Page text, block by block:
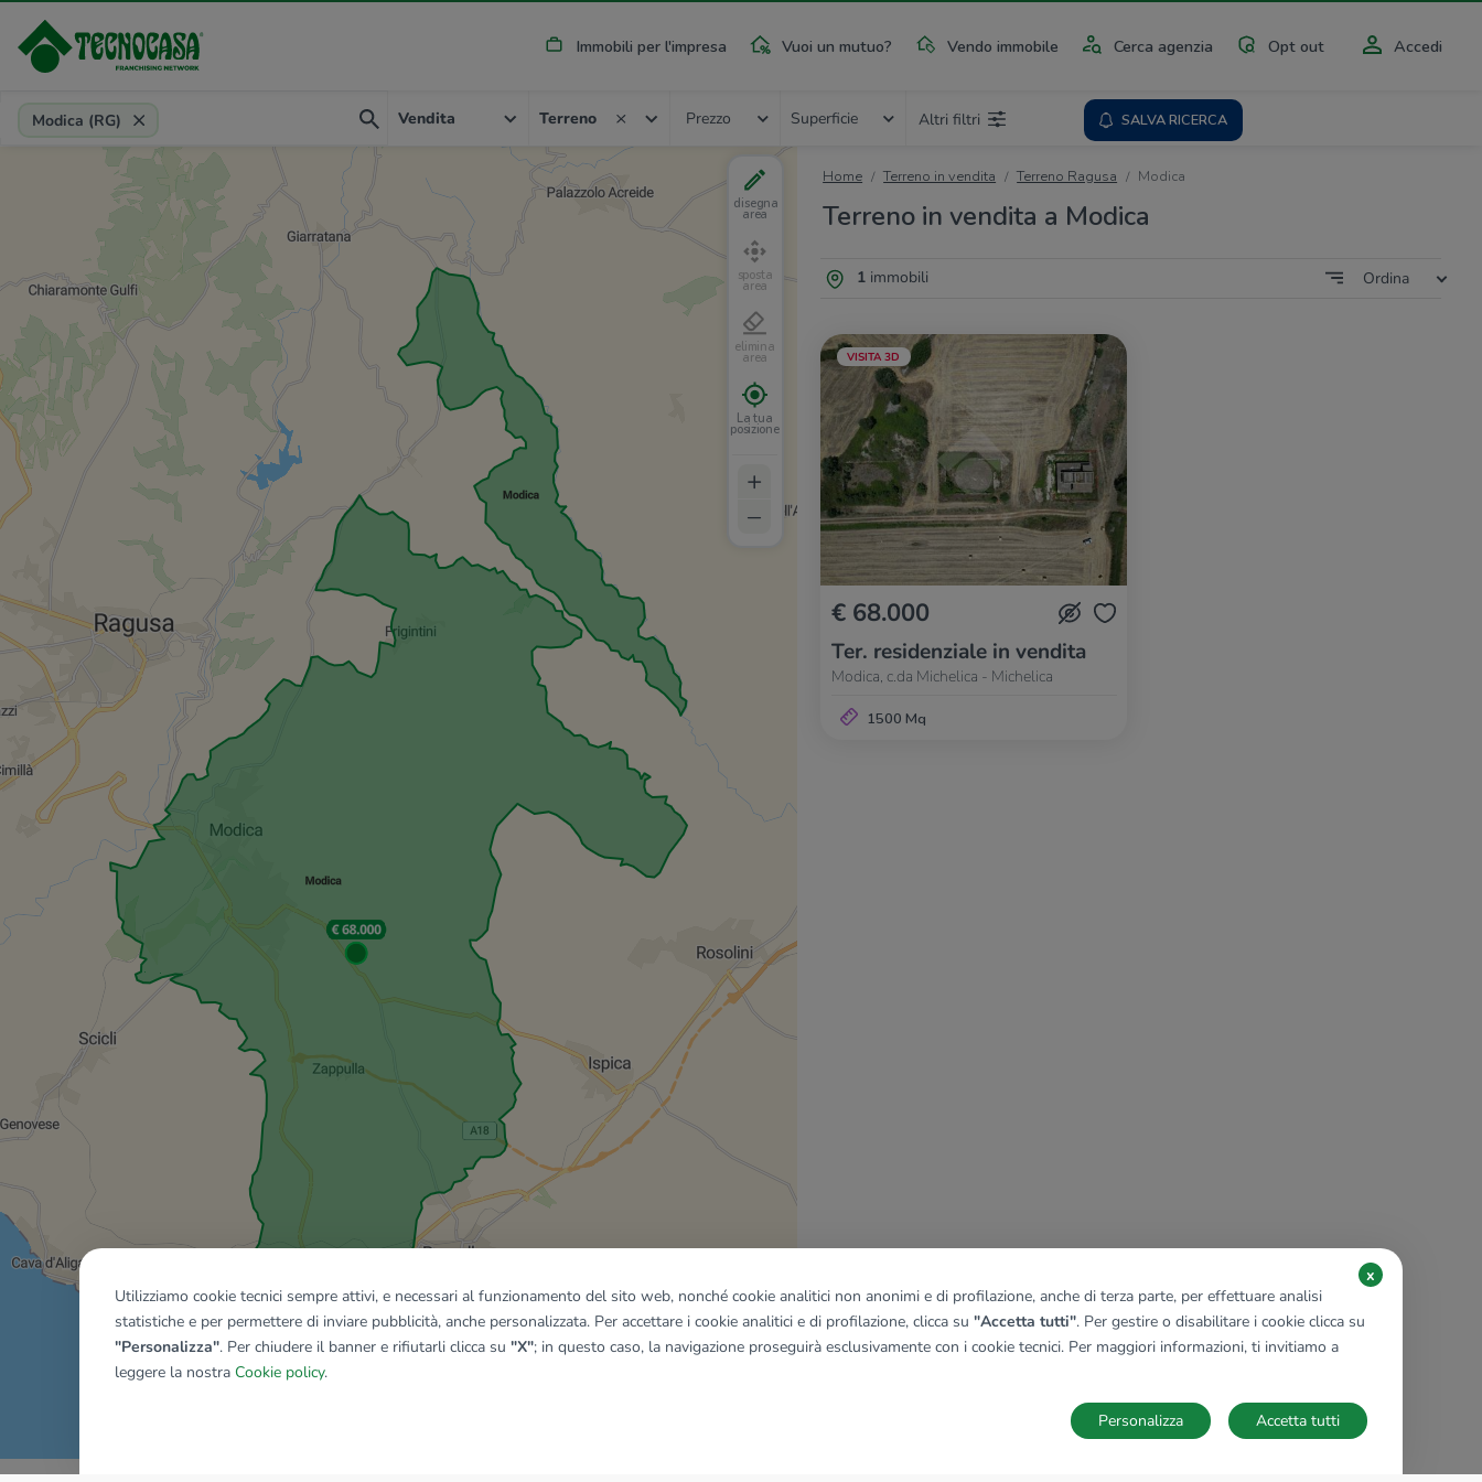
Immobili per l'impresa Vuoi un mutuo? Vendo immobile Cerca agenzia Opt out Accedi
Provincia, comune, zona, riferimento
Modica (RG) Vendita Terreno Prezzo Superficie Altri filtri SALVA RICERCA
Home Terreno in vendita Terreno Ragusa Modica
Terreno in vendita a Modica
1immobili Ordina
VISITA 3D
€ 68.000
Ter. residenziale in vendita
Modica, c.da Michelica - Michelica
1500 Mq
disegna
area
sposta
area
elimina
area
La tua
posizione
+
–
Mostra tutti gli immobili del riquadro
Utilizziamo cookie tecnici sempre attivi, e necessari al funzionamento del sito web, nonché cookie analitici non anonimi e di profilazione, anche di terza parte, per effettuare analisi
statistiche e per permettere di inviare pubblicità, anche personalizzata. Per accettare i cookie analitici e di profilazione, clicca su "Accetta tutti". Per gestire o disabilitare i cookie clicca su
"Personalizza". Per chiudere il banner e rifiutarli clicca su "X"; in questo caso, la navigazione proseguirà esclusivamente con i cookie tecnici. Per maggiori informazioni, ti invitiamo a
leggere la nostra Cookie policy.
x
Accetta tutti
Personalizza